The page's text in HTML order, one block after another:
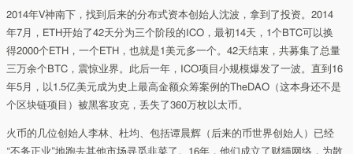
2014年V神南下，找到后来的分布式资本创始人沈波，拿到了投资。2014
年7月，ETH开始了42天分为三个阶段的ICO，最初14天，1个BTC可以换
得2000个ETH，一个ETH，也就是1美元多一个。42天结束，共募集了总量
三万余个BTC，震惊业界。此后一年，ICO项目小规模爆发了一波。直到16
年5月，以1.5亿美元成为史上最高金额众筹案例的TheDAO（这本身还不是
个区块链项目）被黑客攻克，丢失了360万枚以太币。
火币的几位创始人李林、杜均、包括谭晨辉（后来的币世界创始人）已经
“不务正业”地跑去其他市场寻觅韭菜了。16年，他们成立了财猫网络，为散